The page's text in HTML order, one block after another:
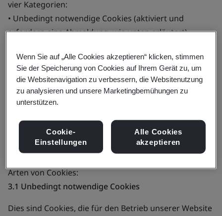
vier Kategorien:
• Unbedingt notwendige Cookies (aktiviert und
erfordern eine Abmeldung, wie unten erläutert)
Anmeldung)
• Funktionale Cookies (deaktiviert und erfordern eine
Anmeldung)
• Targeting-Cookies (deaktiviert und erfordern eine
3 Beschreibung von Cookies
Arten von Cookies:
3.1 Unbedingt notwendige Cookies
Dies sind Cookies, die für den Betrieb unserer Website
Wenn Sie auf „Alle Cookies akzeptieren“ klicken, stimmen
Sie der Speicherung von Cookies auf Ihrem Gerät zu, um
die Websitenavigation zu verbessern, die Websitenutzung
zu analysieren und unsere Marketingbemühungen zu
unterstützen.
Cookie-
Einstellungen
Alle Cookies
akzeptieren